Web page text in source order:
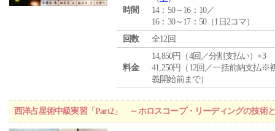
時間
14：50～16：10／
16：30～17：50（1日2コマ）
回数
全12回
料金
14,850円（4回／分割支払い）×3
41,250円（12回／一括前納支払※
義開始前まで）
西洋占星術中級実習「Part2」 ～ホロスコープ・リーディングの技術